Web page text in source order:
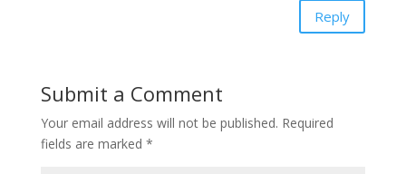
Reply
Submit a Comment
Your email address will not be published. Required
fields are marked *